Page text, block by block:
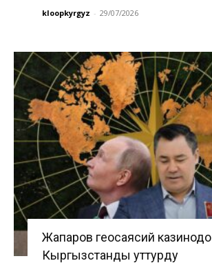
kloopkyrgyz - 29/07/2026
Жапаров геосаясий казинодо
Кыргызстанды уттурду